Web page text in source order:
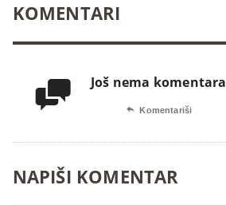
KOMENTARI
 Još nema komentara
 Komentariši
NAPIŠI KOMENTAR